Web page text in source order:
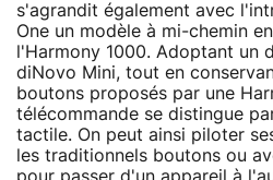
s'agrandit également avec
One un modèle à mi-chemin
l'Harmony 1000. Adoptant un
diNovo Mini, tout en
boutons proposés par une
télécommande se distingue
tactile. On peut ainsi piloter
les traditionnels boutons ou
pour passer d'un appareil à